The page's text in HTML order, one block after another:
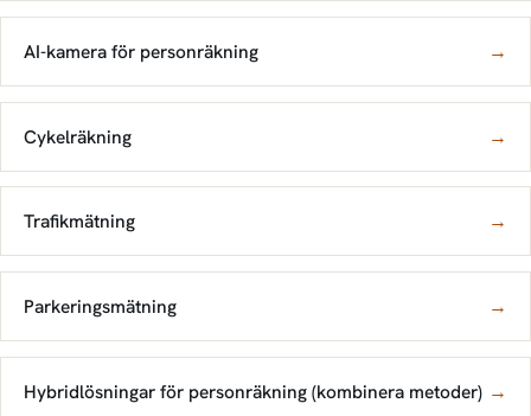
AI-kamera för personräkning →
Cykelräkning →
Trafikmätning →
Parkeringsmätning →
Hybridlösningar för personräkning (kombinera metoder) →